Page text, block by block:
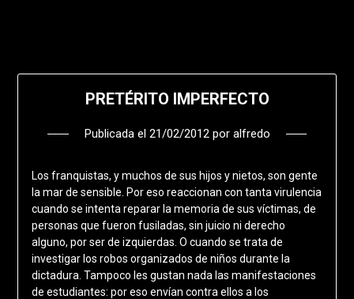
PRETÉRITO IMPERFECTO
Publicada el 21/02/2012por alfredo
Los franquistas, y muchos de sus hijos y nietos, son gente
la mar de sensible. Por eso reaccionan con tanta virulencia
cuando se intenta reparar la memoria de sus víctimas, de
personas que fueron fusiladas, sin juicio ni derecho
alguno, por ser de izquierdas. O cuando se trata de
investigar los robos organizados de niños durante la
dictadura. Tampoco les gustan nada las manifestaciones
de estudiantes: por eso envían contra ellos a los